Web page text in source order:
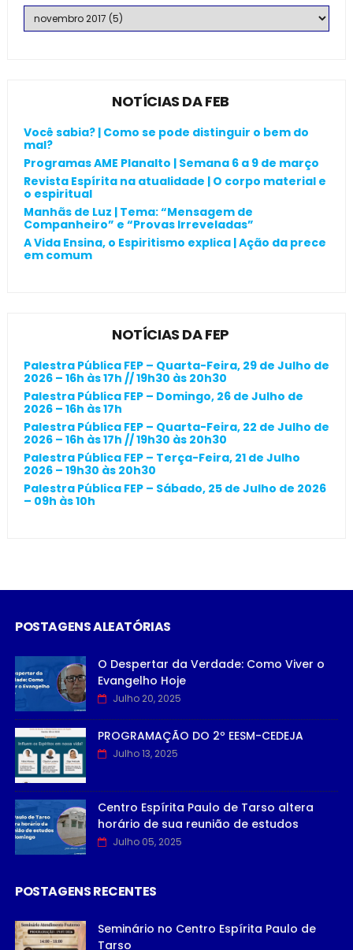
NOTÍCIAS DA FEB
Você sabia? | Como se pode distinguir o bem do
mal?
Programas AME Planalto | Semana 6 a 9 de março
Revista Espírita na atualidade | O corpo material e
o espiritual
Manhãs de Luz | Tema: “Mensagem de
Companheiro” e “Provas Irreveladas”
A Vida Ensina, o Espiritismo explica | Ação da prece
em comum
NOTÍCIAS DA FEP
Palestra Pública FEP – Quarta-Feira, 29 de Julho de
2026 – 16h às 17h // 19h30 às 20h30
Palestra Pública FEP – Domingo, 26 de Julho de
2026 – 16h às 17h
Palestra Pública FEP – Quarta-Feira, 22 de Julho de
2026 – 16h às 17h // 19h30 às 20h30
Palestra Pública FEP – Terça-Feira, 21 de Julho
2026 – 19h30 às 20h30
Palestra Pública FEP – Sábado, 25 de Julho de 2026
– 09h às 10h
POSTAGENS ALEATÓRIAS
O Despertar da Verdade: Como Viver o
Evangelho Hoje
Julho 20, 2025
PROGRAMAÇÃO DO 2º EESM-CEDEJA
Julho 13, 2025
Centro Espírita Paulo de Tarso altera
horário de sua reunião de estudos
Julho 05, 2025
POSTAGENS RECENTES
Seminário no Centro Espírita Paulo de
Tarso